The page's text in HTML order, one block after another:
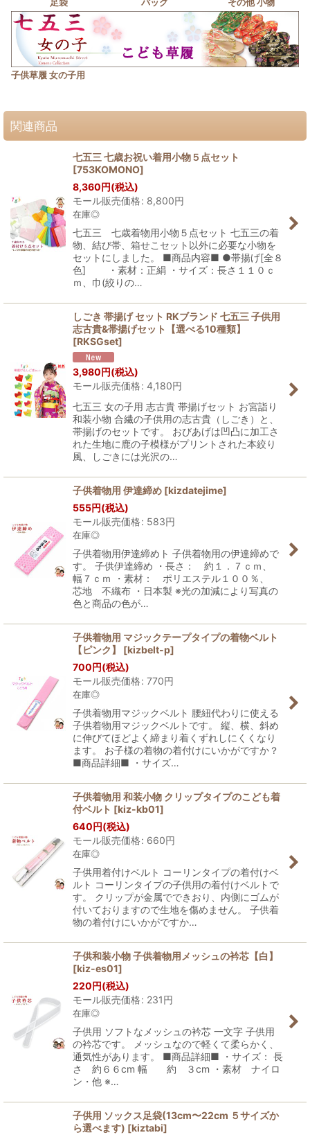
その他 小物
子供草履 女の子用
関連商品
七五三 七歳お祝い着用小物５点セット
[753KOMONO]
8,360円(税込)
モール販売価格: 8,800円
在庫◎
七五三 七歳着物用小物５点セット 七五三の着
物、結び帯、箱せこセット以外に必要な小物を
セットにしました。 ■商品内容■ ●帯揚げ[全８
色] ・素材：正絹 ・サイズ：長さ１１０ｃ
ｍ、巾(絞りの…
しごき 帯揚げ セット RKブランド 七五三 子供用
志古貴&帯揚げセット【選べる10種類】
[RKSGset]
3,980円(税込)
モール販売価格: 4,180円
七五三 女の子用 志古貴 帯揚げセット お宮詣り
和装小物 合繊の子供用の志古貴（しごき）と、
帯揚げのセットです。 おびあげは凹凸に加工さ
れた生地に鹿の子模様がプリントされた本絞り
風、しごきには光沢の…
子供着物用 伊達締め [kizdatejime]
555円(税込)
モール販売価格: 583円
在庫◎
子供着物用伊達締めト 子供着物用の伊達締めで
す。 子供伊達締め ・長さ： 約１．７ｃｍ、
幅７ｃｍ ・素材： ポリエステル１００％、
芯地 不織布 ・日本製 ※光の加減により写真の
色と商品の色が…
子供着物用 マジックテープタイプの着物ベルト
【ピンク】
[kizbelt-p]
700円(税込)
モール販売価格: 770円
在庫◎
子供着物用マジックベルト 腰紐代わりに使える
子供着物用マジックベルトです。 縦、横、斜め
に伸びてほどよく締まり着くずれしにくくなり
ます。 お子様の着物の着付けにいかがですか？
■商品詳細■ ・サイズ…
子供着物用 和装小物 クリップタイプのこども着
付ベルト [kiz-kb01]
640円(税込)
モール販売価格: 660円
在庫◎
子供用着付けベルト コーリンタイプの着付けベ
ルト コーリンタイプの子供用の着付けベルトで
す。 クリップが金属でできおり、内側にゴムが
付いておりますので生地を傷めません。 子供着
物の着付けにいかがですか…
子供和装小物 子供着物用メッシュの衿芯【白】
[kiz-es01]
220円(税込)
モール販売価格: 231円
在庫◎
子供用 ソフトなメッシュの衿芯 一文字 子供用
の衿芯です。 メッシュなので軽くて柔らかく、
通気性があります。 ■商品詳細■ ・サイズ： 長
さ 約６６cm 幅 約 ３cm ・素材 ナイロ
ン・他 ※…
子供用 ソックス足袋(13cm〜22cm ５サイズか
ら選べます) [kiztabi]